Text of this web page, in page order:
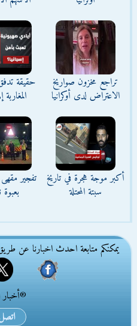
تراجع مخزون صواريخ
الاعتراض لدى أوكرانيا
حقيقة
أكبر موجة هجرة في تاريخ
سبتة المحتلة
تفجير
يمكنكم متابعة احدث اخبارنا عن